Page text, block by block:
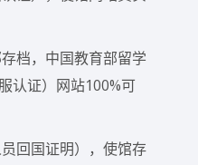
档，中国教育部留学
认证）网站100%可
回国证明），使馆存